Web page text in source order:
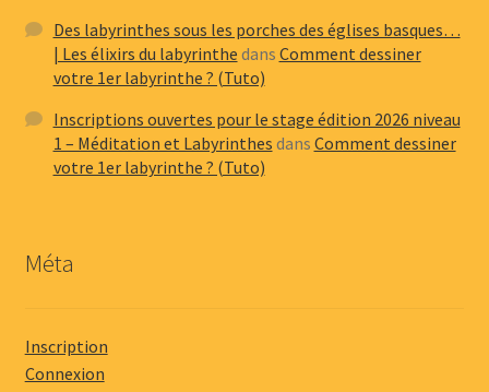
Des labyrinthes sous les porches des églises basques…
| Les élixirs du labyrinthe dans Comment dessiner
votre 1er labyrinthe ? (Tuto)
Inscriptions ouvertes pour le stage édition 2026 niveau
1 – Méditation et Labyrinthes dans Comment dessiner
votre 1er labyrinthe ? (Tuto)
Méta
Inscription
Connexion